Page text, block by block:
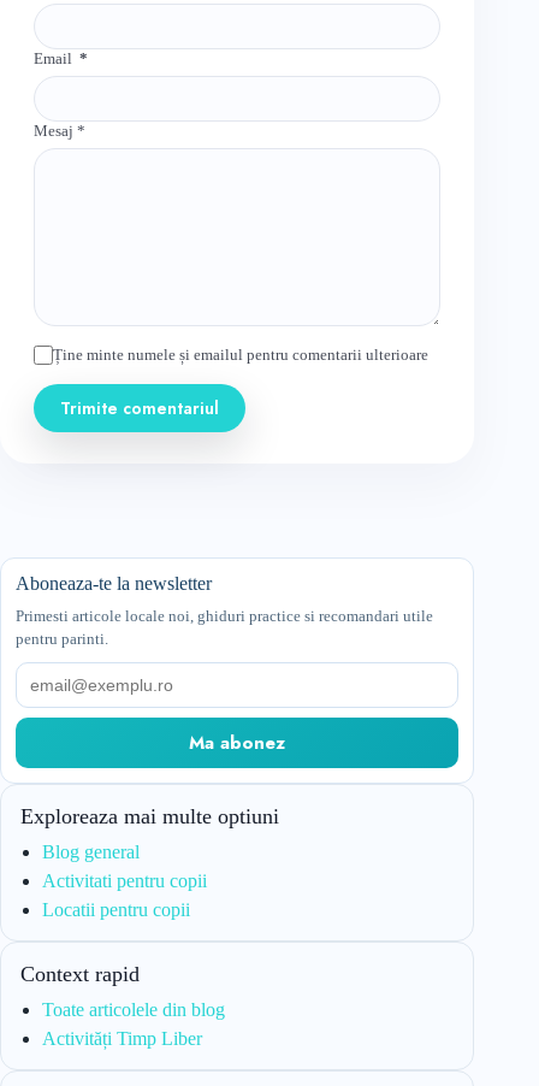
Email *
Mesaj *
Ține minte numele și emailul pentru comentarii ulterioare
Trimite comentariul
Aboneaza-te la newsletter
Primesti articole locale noi, ghiduri practice si recomandari utile
pentru parinti.
Email
Ma abonez
Exploreaza mai multe optiuni
Blog general
Activitati pentru copii
Locatii pentru copii
Context rapid
Toate articolele din blog
Activități Timp Liber